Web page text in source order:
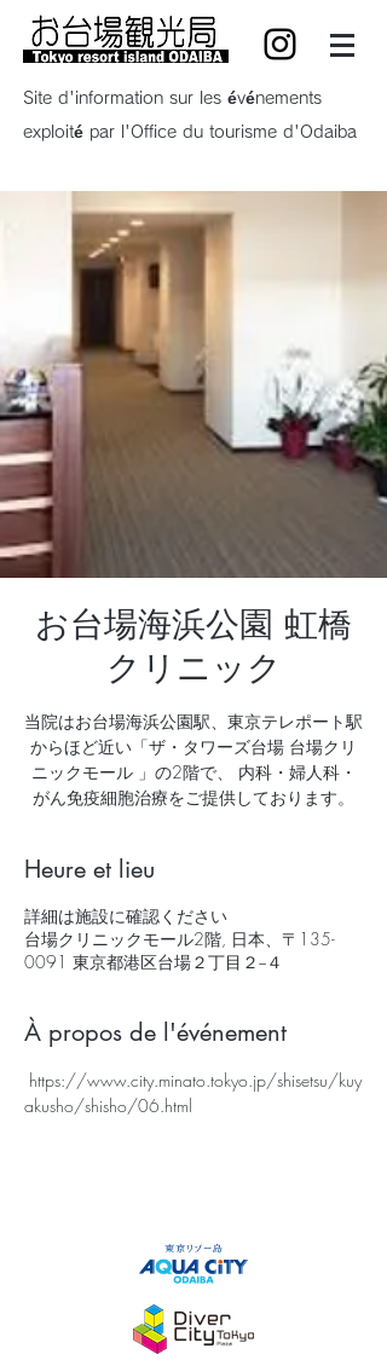
Site d'information sur les événements
exploité par l'Office du tourisme d'Odaiba
お台場海浜公園 虹橋
クリニック
当院はお台場海浜公園駅、東京テレポート駅
からほど近い「ザ・タワーズ台場 台場クリ
ニックモール 」の2階で、 内科・婦人科・
がん免疫細胞治療をご提供しております。
Heure et lieu
詳細は施設に確認ください
台場クリニックモール2階, 日本、〒135-
0091 東京都港区台場２丁目２−４
À propos de l'événement
https://www.city.minato.tokyo.jp/shisetsu/kuy
akusho/shisho/06.html